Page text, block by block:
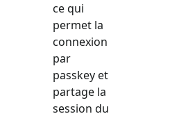
ce qui
permet la
connexion
par
passkey et
partage la
session du